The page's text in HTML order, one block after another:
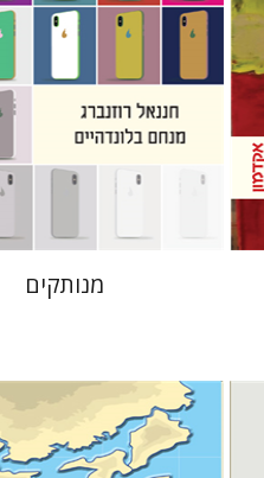
הנחת אתר ספר מודפס
$34
$31
מנותקים